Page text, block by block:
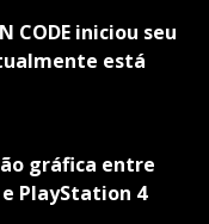
CODE iniciou seu
está
gráfica entre
PlayStation 4